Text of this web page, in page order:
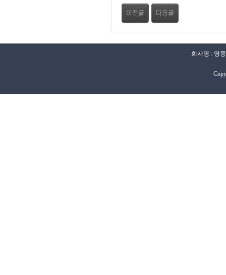
이전글 다음글
회사명 : 영